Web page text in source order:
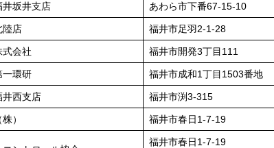
井坂井支店 あわら市下番67-15-10
陸店 福井市足羽2-1-28
式会社 福井市開発3丁目111
一環研 福井市成和1丁目1503番地
井西支店 福井市渕3-315
） 福井市春日1-7-19
福井市春日1-7-19